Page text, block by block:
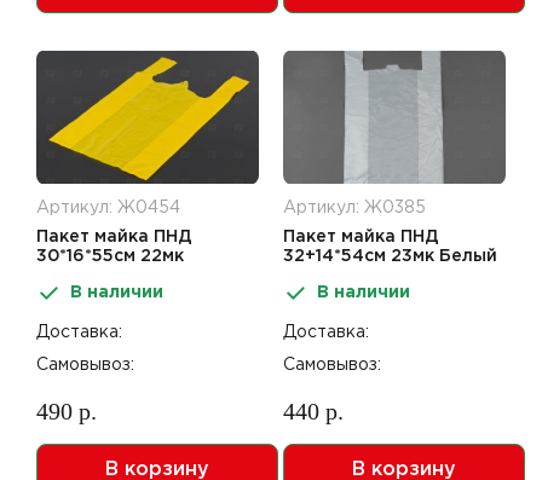
Артикул: Ж0454
Пакет майка ПНД
30*16*55см 22мк
В наличии
Доставка:
Самовывоз:
490 р.
В корзину
Артикул: Ж0385
Пакет майка ПНД
32+14*54см 23мк Белый
В наличии
Доставка:
Самовывоз:
440 р.
В корзину